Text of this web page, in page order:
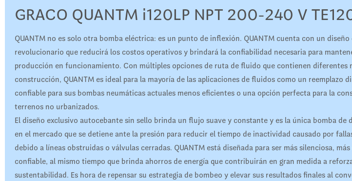
GRACO QUANTM i120LP NPT 200-240 V
QUANTM no es solo otra bomba eléctrica: es un punto de inflexión. QUANTM cuenta con un
revolucionario que reducirá los costos operativos y brindará la confiabilidad necesaria para
producción en funcionamiento. Con múltiples opciones de ruta de fluido que contienen diferentes
construcción, QUANTM es ideal para la mayoría de las aplicaciones de fluidos como un reemplazo
confiable para sus bombas neumáticas actuales menos eficientes o una opción perfecta para la
terrenos no urbanizados.
El diseño exclusivo autocebante sin sello brinda un flujo suave y constante y es la única bomba de
en el mercado que se detiene ante la presión para reducir el tiempo de inactividad causado por
debido a líneas obstruidas o válvulas cerradas. QUANTM está diseñada para ser más silenciosa,
confiable, al mismo tiempo que brinda ahorros de energía que contribuirán en gran medida a
sustentabilidad. Es hora de repensar su estrategia de bombeo y elevar sus resultados finales al